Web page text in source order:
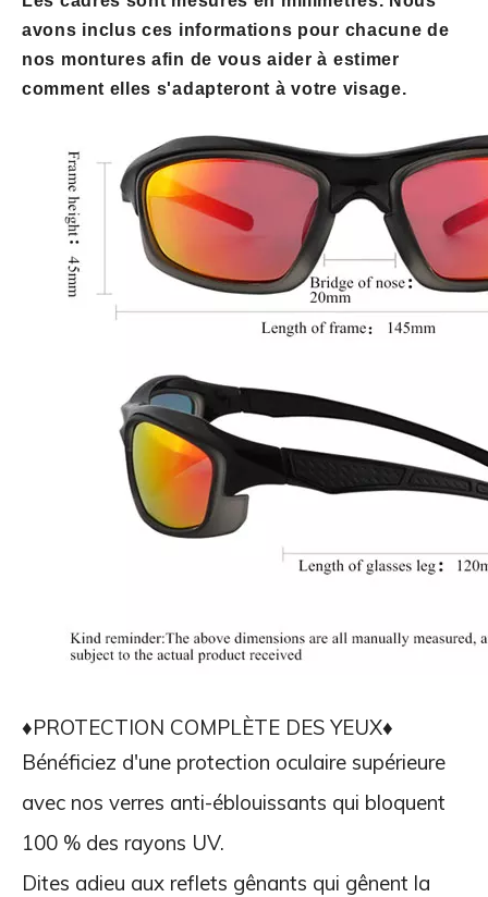
avons inclus ces informations pour chacune de
nos montures afin de vous aider à estimer
comment elles s'adapteront à votre visage.
♦PROTECTION COMPLÈTE DES YEUX♦
Bénéficiez d'une protection oculaire supérieure
avec nos verres anti-éblouissants qui bloquent
100 % des rayons UV.
Dites adieu aux reflets gênants qui gênent la